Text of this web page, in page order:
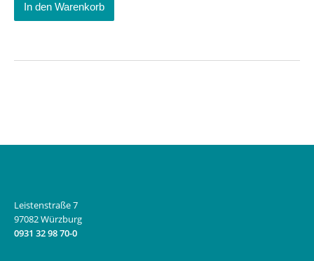
In den Warenkorb
Leistenstraße 7
97082 Würzburg
0931 32 98 70-0